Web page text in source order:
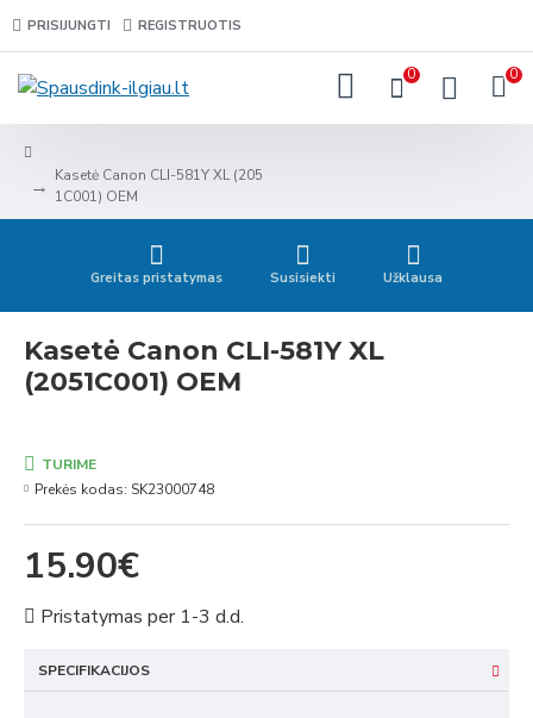
PRISIJUNGTI REGISTRUOTIS
0 0
Kasetė Canon CLI-581Y XL (205
1C001) OEM
Greitas pristatymas Susisiekti Užklausa
Kasetė Canon CLI-581Y XL
(2051C001) OEM
15.90€
TURIME
Prekės kodas: SK23000748
Pristatymas per 1-3 d.d.
SPECIFIKACIJOS